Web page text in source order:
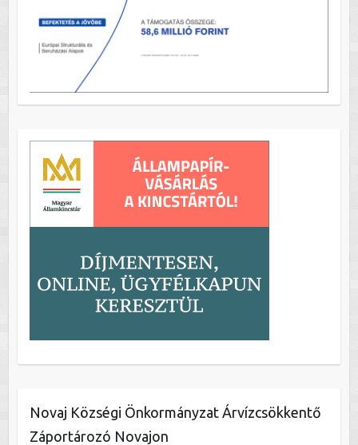
Novaj Községi Önkormányzat Árvízcsökkentő
Záportározó Novajon